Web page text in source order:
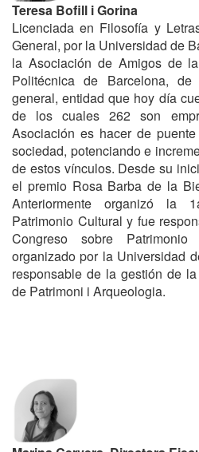
Teresa Bofill i Gorina
Licenciada en Filosofía y
General, por la Universidad de
la Asociación de Amigos de
Politécnica de Barcelona,
general, entidad que hoy día
de los cuales 262 son
Asociación es hacer de
sociedad, potenciando e
de estos vínculos. Desde su
el premio Rosa Barba de la
Anteriormente organizó la
Patrimonio Cultural y fue
Congreso sobre
organizado por la Universidad
responsable de la gestión de
de Patrimoni i Arqueologia.